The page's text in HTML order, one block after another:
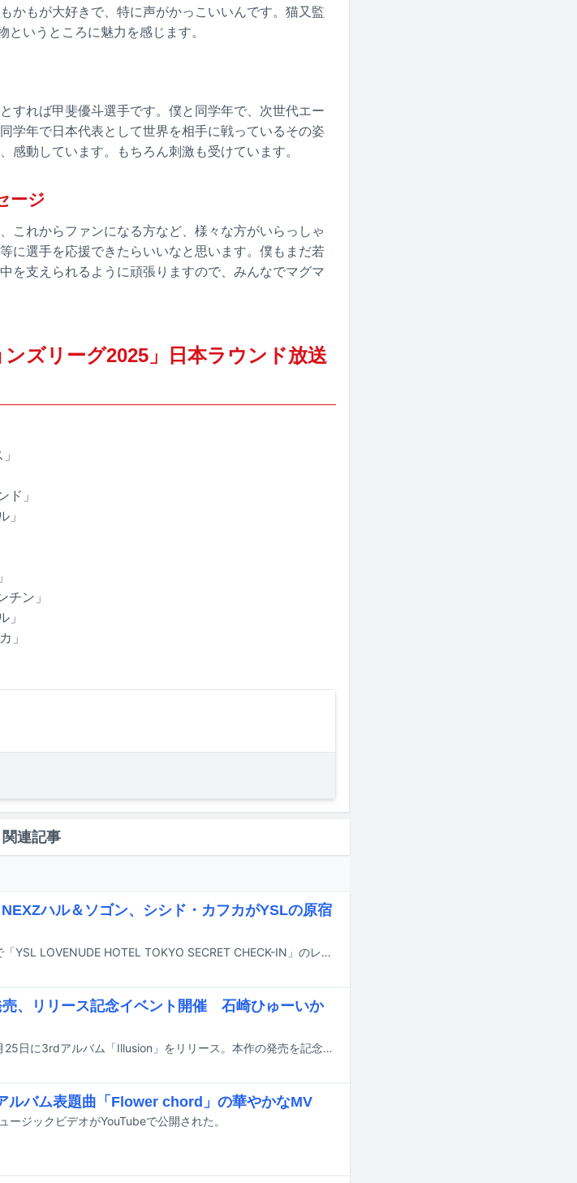
かもが大好きで、特に声がかっこいいんです。猫又監
いうところに魅力を感じます。
すれば甲斐優斗選手です。僕と同学年で、次世代エー
学年で日本代表として世界を相手に戦っているその姿
感動しています。もちろん刺激も受けています。
ージ
これからファンになる方など、様々な方がいらっしゃ
に選手を応援できたらいいなと思います。僕もまだ若
を支えられるように頑張りますので、みんなでマグマ
ズリーグ2025」日本ラウンド放送
」
ン」
」
関連記事
ハル＆ソゴン、シシド・カフカがYSLの原宿
本日4月2日に東京・クレインズ6142で「YSL LOVENUDE HOTEL TOKYO SECRET CHECK-IN」のレセプションが行われ、フォトコールに山中柔太朗（M!LK）、宮世琉弥、NEXZのHARU（ハル）とSO GEON（ソゴン）、シシド・カフカらが登場した。
、リリース記念イベント開催 石崎ひゅーいか
宮世琉弥（みやせりゅうび）が本日3月25日に3rdアルバム「Illusion」をリリース。本作の発売を記念して、神奈川・ラゾーナ川崎プラザにてリリース記念イベントが行われた。
ルバム表題曲「Flower chord」の華やかなMV
ジックビデオがYouTubeで公開された。